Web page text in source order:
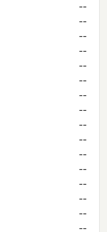
--
--
--
--
--
--
--
--
--
--
--
--
--
--
--
--